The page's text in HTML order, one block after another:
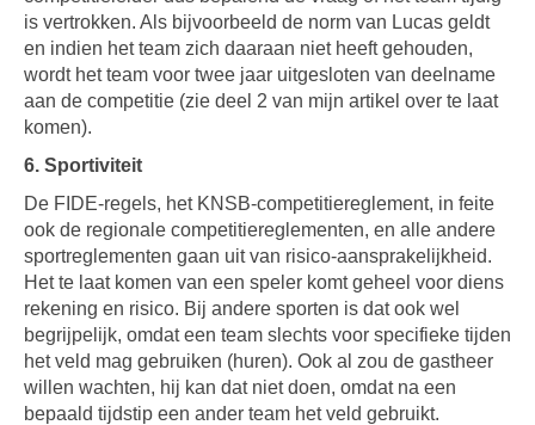
is vertrokken. Als bijvoorbeeld de norm van Lucas geldt
en indien het team zich daaraan niet heeft gehouden,
wordt het team voor twee jaar uitgesloten van deelname
aan de competitie (zie deel 2 van mijn artikel over te laat
komen).
6. Sportiviteit
De FIDE-regels, het KNSB-competitiereglement, in feite
ook de regionale competitiereglementen, en alle andere
sportreglementen gaan uit van risico-aansprakelijkheid.
Het te laat komen van een speler komt geheel voor diens
rekening en risico. Bij andere sporten is dat ook wel
begrijpelijk, omdat een team slechts voor specifieke tijden
het veld mag gebruiken (huren). Ook al zou de gastheer
willen wachten, hij kan dat niet doen, omdat na een
bepaald tijdstip een ander team het veld gebruikt.